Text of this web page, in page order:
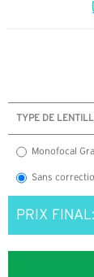
TYPE DE
Monofocal
Sans
PRIX FINAL: